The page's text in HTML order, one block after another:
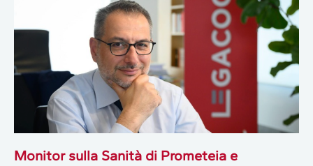
Monitor sulla Sanità di Prometeia e